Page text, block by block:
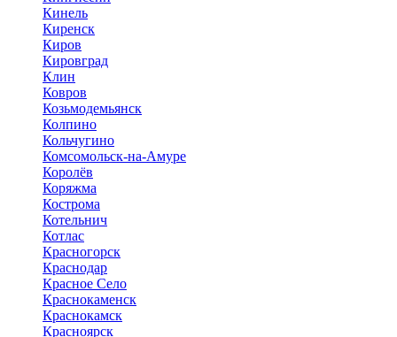
Кинель
Киренск
Киров
Кировград
Клин
Ковров
Козьмодемьянск
Колпино
Кольчугино
Комсомольск-на-Амуре
Королёв
Коряжма
Кострома
Котельнич
Котлас
Красногорск
Краснодар
Красное Село
Краснокаменск
Краснокамск
Красноярск